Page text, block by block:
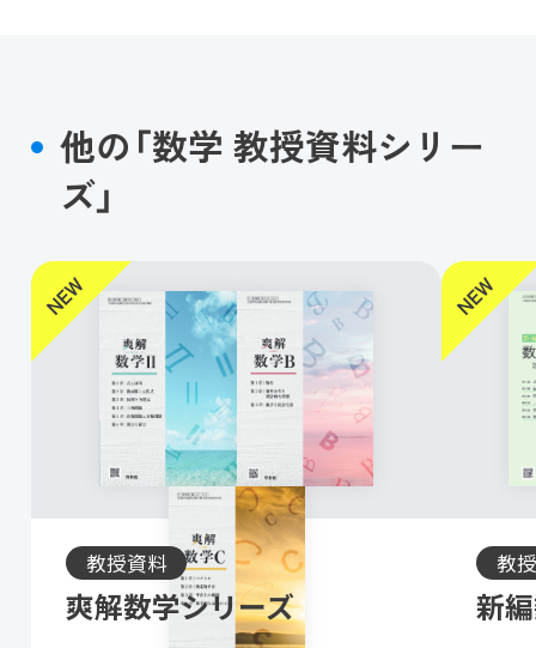
他の「数学 教授資料シリー
ズ」
教授資料
爽解数学シリーズ
教
新